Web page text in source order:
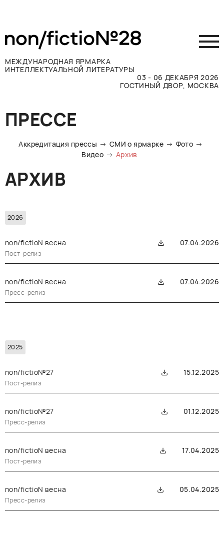
МЕЖДУНАРОДНАЯ ЯРМАРКА
ИНТЕЛЛЕКТУАЛЬНОЙ ЛИТЕРАТУРЫ
03 - 06 ДЕКАБРЯ 2026
ГОСТИНЫЙ ДВОР, МОСКВА
Принять участие
Участникам
Посетителям
Прессе
Конкурсы
ВКОНТАКТЕ
ПРЕССЕ
Аккредитация прессы СМИ о ярмарке
Фото
Видео
Архив
АРХИВ
2026
non/fictioN весна
Пост-релиз
07.04.2026
non/fictioN весна
Пресс-релиз
07.04.2026
2025
non/fictio№27
Пост-релиз
15.12.2025
non/fictio№27
Пресс-релиз
01.12.2025
non/fictioN весна
Пост-релиз
17.04.2025
non/fictioN весна
Пресс-релиз
05.04.2025